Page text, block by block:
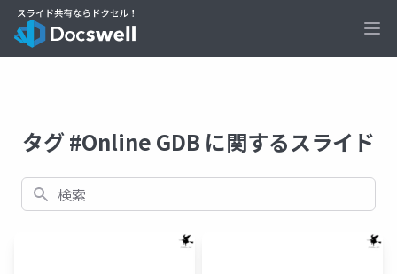
タグ #Online GDB に関するスライド
検索